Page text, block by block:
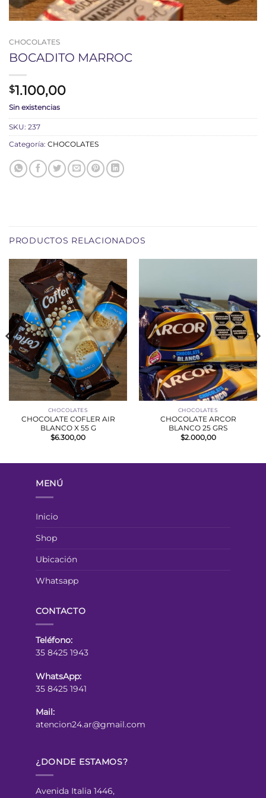
CHOCOLATES
BOCADITO MARROC
$1.100,00
Sin existencias
SKU: 237
Categoría: CHOCOLATES
PRODUCTOS RELACIONADOS
CHOCOLATES
CHOCOLATE COFLER AIR
BLANCO X 55 G
$6.300,00
CHOCOLATES
CHOCOLATE ARCOR
BLANCO 25 GRS
$2.000,00
MENÚ
Inicio
Shop
Ubicación
Whatsapp
CONTACTO
Teléfono:
35 8425 1943
WhatsApp:
35 8425 1941
Mail:
atencion24.ar@gmail.com
¿DONDE ESTAMOS?
Avenida Italia 1446,